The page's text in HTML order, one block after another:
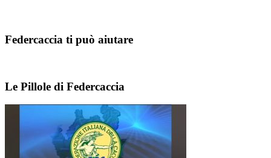
Federcaccia ti può aiutare
Le Pillole di Federcaccia